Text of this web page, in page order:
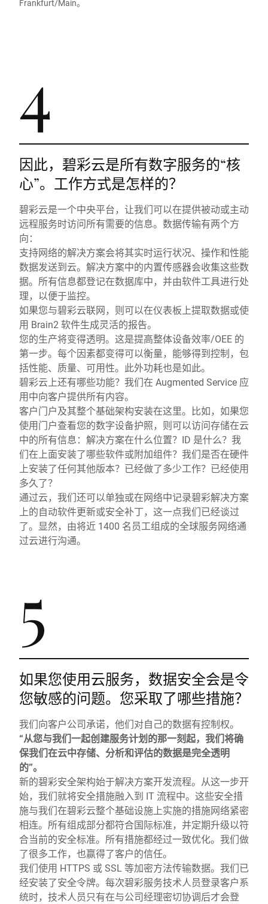
Frankfurt/Main。
4
因此，碧彩云是所有数字服务的“核
心”。工作方式是怎样的？
碧彩云是一个中央平台，让我们可以在提供被动或主动
远程服务时访问所有需要的信息。数据传输有两个方
向：
支持网络的解决方案会将其实时运行状况、操作和性能
数据发送到云。解决方案中的内置传感器会收集这些数
据。所有信息都登记在数据库中，并由软件工具进行处
理，以便于监控。
如果您与碧彩云联网，则可以在仪表板上提取数据或使
用 Brain2 软件生成灵活的报告。
您的生产将变得透明。这是提高整体设备效率/OEE 的
第一步。每个因素都变得可以衡量，能够得到控制，包
括性能、质量、可用性。此外功耗也是如此。
碧彩云上还有哪些功能？我们在 Augmented Service 应
用中向客户提供所有内容。
客户门户及其整个基础架构安装在这里。比如，如果您
使用门户查看您的数字设备护照，则可以访问存储在云
中的所有信息：解决方案在什么位置？ID 是什么？我
们在上面安装了哪些软件或附加组件？我们是否在硬件
上安装了任何其他版本？已经做了多少工作？已经使用
多久了？
通过云，我们还可以单独或在网络中记录碧彩解决方案
上的自动软件更新或安全补丁，这一点我们已经谈过
了。显然，由将近 1400 名员工组成的全球服务网络通
过云进行沟通。
5
如果您使用云服务，数据安全会是令
您敏感的问题。您采取了哪些措施？
我们向客户公司承诺，他们对自己的数据有控制权。
“从您与我们一起创建服务计划的那一刻起，我们将确
保我们在云中存储、分析和评估的数据是完全透明
的”。
新的碧彩安全架构始于解决方案开发流程。从这一步开
始，我们就将安全措施融入到 IT 流程中。这些安全措
施与我们在碧彩云整个基础设施上实施的措施网络紧密
相连。所有组成部分都符合国际标准，并定期升级以符
合当前的安全标准。所有措施都经过一致优化。我们做
了很多工作，也赢得了客户的信任。
我们使用 HTTPS 或 SSL 等加密方法传输数据。我们已
经安装了安全令牌。每次碧彩服务技术人员登录客户系
统时，技术人员只有在与公司经理密切协调后才会登